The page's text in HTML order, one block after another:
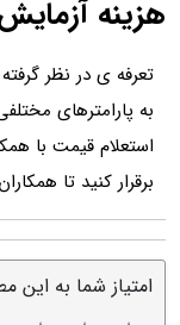
هزینه
تعرفه ی در نظر
به پارامترهای
استعلام قیمت با
برقرار کنید تا
امتیاز شما به